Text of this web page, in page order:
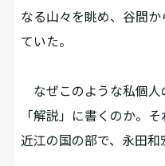
なる山々を眺め、谷間
ていた。
なぜこのような私個人
「解説」に書くのか。
近江の国の部で、永田和